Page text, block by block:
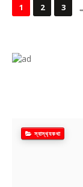
1 2 3 ...
স্বাস্থ‍্যকথা